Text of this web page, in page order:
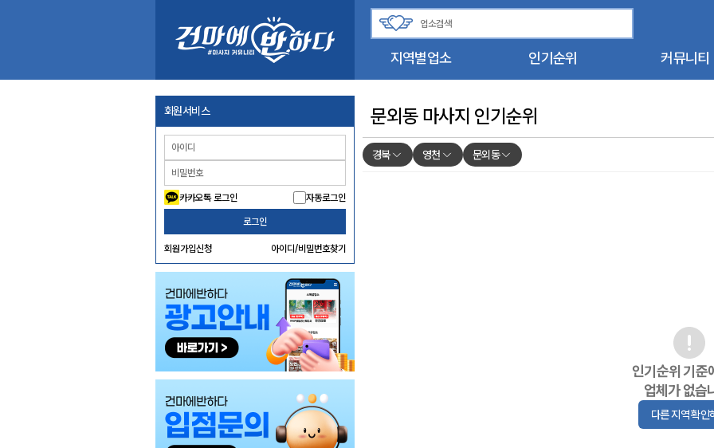
지역별업소 인기순위 커뮤니티
회원서비스
카카오톡 로그인 자동로그인
로그인
회원가입신청 아이디/비밀번호찾기
문외동 마사지 인기순위
경북 영천 문외동
인기순위 기준
업체가 없습
다른 지역 확인